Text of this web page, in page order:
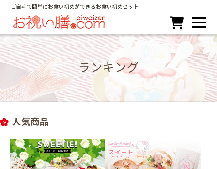
ご自宅で簡単にお食い初めができるお食い初めセット

ランキング
人気商品